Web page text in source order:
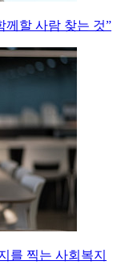
께할 사람 찾는 것”
를 찍는 사회복지